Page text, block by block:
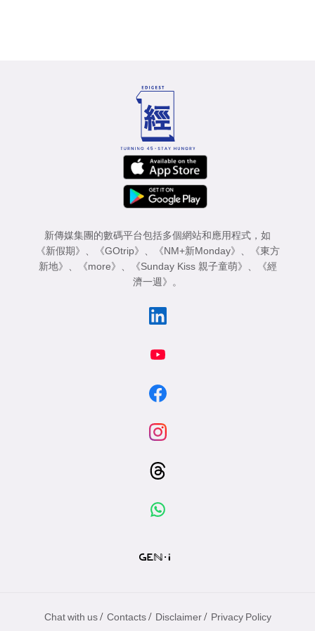
新傳媒集團的數碼平台包括多個網站和應用程式，如
《新假期》
《GOtrip》 《NM+新Monday》
《東方
新地》
《more》 《Sunday Kiss 親子童萌》
《經
濟一週》
。
Chat with us / Contacts / Disclaimer / Privacy Policy